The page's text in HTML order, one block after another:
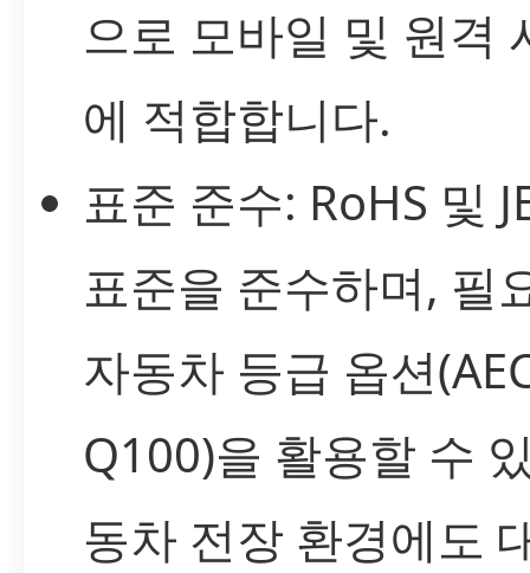
으로 모바일 및 원격
에 적합합니다.
표준 준수: RoHS 및
표준을 준수하며, 필
자동차 등급 옵션
Q100)을 활용할 수
동차 전장 환경에도